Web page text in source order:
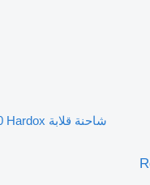
شاحنة قلابة Renault K440 Hardox